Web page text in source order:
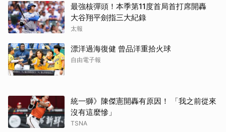
最強核彈頭！本季第11度首局首打席開轟
大谷翔平劍指三大紀錄
太報
漂洋過海復健 曾品洋重拾火球
自由電子報
統一獅》陳傑憲開轟有原因！ 「我之前從來
沒有這麼慘」
TSNA